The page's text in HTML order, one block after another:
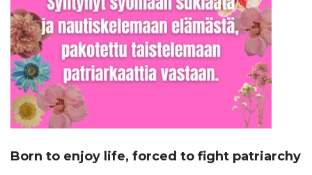
Born to enjoy life, forced to fight patriarchy